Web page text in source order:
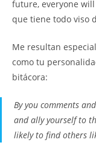
future, everyone
que tiene todo viso
Me resultan
como tu
bitácora:
By you comments
and ally yourself to
likely to find others